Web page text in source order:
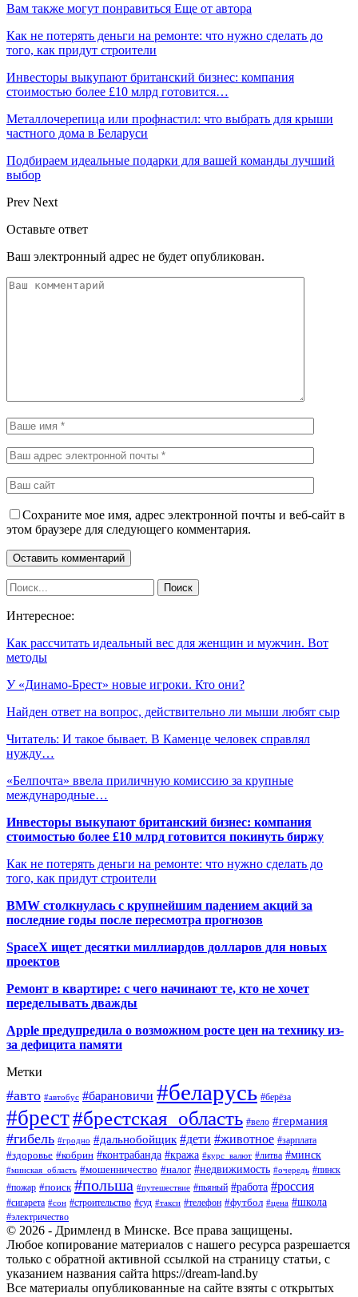
Вам также могут понравиться Еще от автора
Как не потерять деньги на ремонте: что нужно сделать до
того, как придут строители
Инвесторы выкупают британский бизнес: компания
стоимостью более £10 млрд готовится…
Металлочерепица или профнастил: что выбрать для крыши
частного дома в Беларуси
Подбираем идеальные подарки для вашей команды лучший
выбор
Prev Next
Оставьте ответ
Ваш электронный адрес не будет опубликован.
Сохраните мое имя, адрес электронной почты и веб-сайт в
этом браузере для следующего комментария.
Интересное:
Как рассчитать идеальный вес для женщин и мужчин. Вот
методы
У «Динамо-Брест» новые игроки. Кто они?
Найден ответ на вопрос, действительно ли мыши любят сыр
Читатель: И такое бывает. В Каменце человек справлял
нужду…
«Белпочта» ввела приличную комиссию за крупные
международные…
Инвесторы выкупают британский бизнес: компания
стоимостью более £10 млрд готовится покинуть биржу
Как не потерять деньги на ремонте: что нужно сделать до
того, как придут строители
BMW столкнулась с крупнейшим падением акций за
последние годы после пересмотра прогнозов
SpaceX ищет десятки миллиардов долларов для новых
проектов
Ремонт в квартире: с чего начинают те, кто не хочет
переделывать дважды
Apple предупредила о возможном росте цен на технику из-
за дефицита памяти
Метки
#авто #автобус #барановичи #беларусь #берёза
#брест#брестская_область #вело #германия
#гибель #гродно #дальнобойщик #дети #животное #зарплата
#здоровье #кобрин #контрабанда #кража #курс_валют #литва #минск
#минская_область #мошенничество #налог #недвижимость #очередь #пинск
#пожар #поиск #польша #путешествие #пьяный #работа #россия
#сигарета #сон #строительство #суд #такси #телефон #футбол #цена #школа
#электричество
© 2026 - Дримленд в Минске. Все права защищены.
Любое копирование материалов с нашего ресурса разрешается
только с обратной активной ссылкой на страницу статьи, с
указанием названия сайта https://dream-land.by
Все материалы опубликованные на сайте взяты с открытых